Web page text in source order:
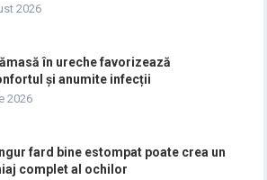
2026
în ureche favorizează
și anumite infecții
2026
fard bine estompat poate crea un
complet al ochilor